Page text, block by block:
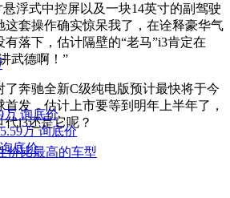
悬浮式中控屏以及一块14英寸的副驾驶
这套操作确实惊呆我了，在诠释豪华气
落下，估计隔壁的“老马”i3肯定在
武德啊！”
了奔驰全新C级纯电版预计最快将于今
发，估计上市要等到明年上半年了，
i3还是它呢？
价比最高的车型
万 询底价
万 询底价
询底价